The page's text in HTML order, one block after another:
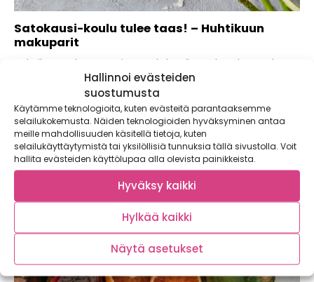
Hallinnoi evästeiden
suostumusta
Käytämme teknologioita, kuten evästeitä parantaaksemme
selailukokemusta. Näiden teknologioiden hyväksyminen antaa
meille mahdollisuuden käsitellä tietoja, kuten
selailukäyttäytymistä tai yksilöllisiä tunnuksia tällä sivustolla. Voit
hallita evästeiden käyttölupaa alla olevista painikkeista.
Hyväksy kaikki
Hylkää kaikki
Näytä asetukset
Satokausi-koulu tulee taas! – Huhtikuun
makuparit
Helmikuussa lanseerasimme yhdessä Food Market Herkun
kanssa supersuosituksi nousseen Satokausi-koulun! Tällöin
jaoimme kasvisten ilosanomaa...